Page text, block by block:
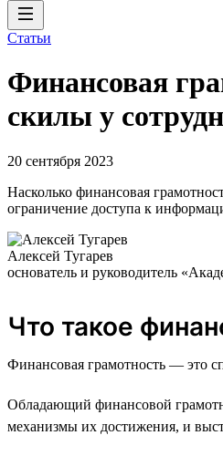
Статьи
Финансовая
скилы у
20 сентября 2023
Насколько финансовая
ограничение доступа к
Алексей Тугарев
основатель и руководитель
Что такое
Финансовая грамотность — это
Обладающий финансовой
механизмы их достижения, и